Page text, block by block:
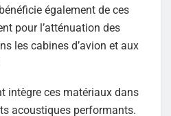
également de ces
pour l’atténuation des
les cabines d’avion et aux
intègre ces matériaux dans
acoustiques performants.